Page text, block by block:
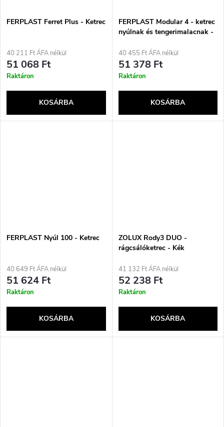
FERPLAST Ferret Plus - Ketrec
40 211 Ft ÁFA nélkül
51 068 Ft
Raktáron
KOSÁRBA
FERPLAST Modular 4 - ketrec
nyúlnak és tengerimalacnak -
40 455 Ft ÁFA nélkül
51 378 Ft
Raktáron
KOSÁRBA
FERPLAST Nyúl 100 - Ketrec
40 649 Ft ÁFA nélkül
51 624 Ft
Raktáron
KOSÁRBA
ZOLUX Rody3 DUO -
rágcsálóketrec - Kék
41 132 Ft ÁFA nélkül
52 238 Ft
Raktáron
KOSÁRBA